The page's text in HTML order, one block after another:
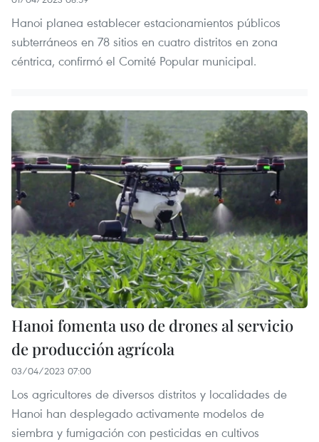
Hanoi planea establecer estacionamientos públicos
subterráneos en 78 sitios en cuatro distritos en zona
céntrica, confirmó el Comité Popular municipal.
Hanoi fomenta uso de drones al servicio
de producción agrícola
03/04/2023 07:00
Los agricultores de diversos distritos y localidades de
Hanoi han desplegado activamente modelos de
siembra y fumigación con pesticidas en cultivos